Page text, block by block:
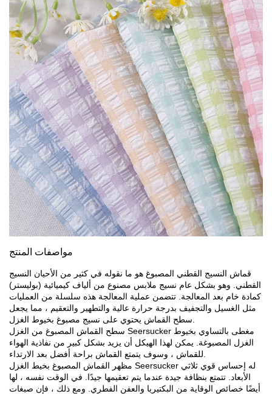
مواصفات المنتج
قماش النسيج القطني المصبوغ هو ما نقوله في كثير من الأحيان النسيج
القطني. وهو بشكل عام نسيج ملابس مصنوع من ألياف كيميائية (بوليستر)
كمادة خام بعد المعالجة. تتضمن عملية المعالجة هذه سلسلة من العمليات
مثل الغسيل والتجفيف بدرجة حرارة عالية والتطهير والتعقيم ، مما يجعل
سطح القماش المصبوغ من الغزل Seersucker مغطى بالتساوي بخيوط
الغزل المصبوغة. يمكن لهذا الهيكل أن يزيد بشكل كبير من نفاذية الهواء
مظهر القماش المصبوغ بخيط الغزل Seersucker له إحساس قوي ثلاثي
الأبعاد. تتمتع بنظافة جيدة عندما يتم تعقيمها جيدًا. في الوقت نفسه ، لها
أيضًا خصائص الوقاية من البكتيريا والعفن الفطري. ومع ذلك ، فإن صبغات